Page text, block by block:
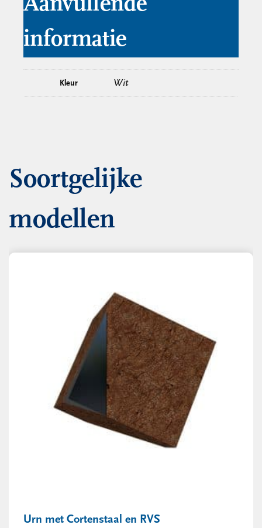
Aanvullende
informatie
Kleur Wit
Soortgelijke
modellen
Urn met Cortenstaal en RVS